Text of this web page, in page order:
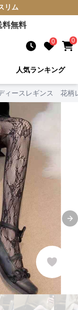
リム
料無料
0 0
人気ランキング
ィースレギンス 花柄